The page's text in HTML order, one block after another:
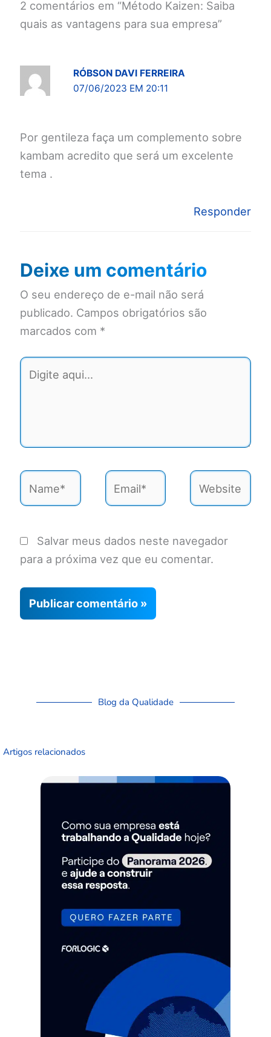
2 comentários em “Método Kaizen: Saiba
quais as vantagens para sua empresa”
RÓBSON DAVI FERREIRA
07/06/2023 EM 20:11
Por gentileza faça um complemento sobre
kambam acredito que será um excelente
tema .
Responder
Deixe um comentário
O seu endereço de e-mail não será
publicado. Campos obrigatórios são
marcados com *
Digite
aqui...
Name* Email* Website
Salvar meus dados neste navegador
para a próxima vez que eu comentar.
Blog da Qualidade
Artigos relacionados